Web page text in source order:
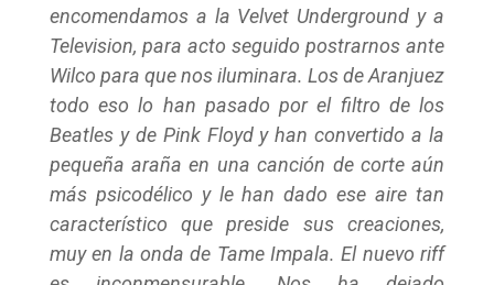
encomendamos a la Velvet Underground y a
Television, para acto seguido postrarnos ante
Wilco para que nos iluminara. Los de Aranjuez
todo eso lo han pasado por el filtro de los
Beatles y de Pink Floyd y han convertido a la
pequeña araña en una canción de corte aún
más psicodélico y le han dado ese aire tan
característico que preside sus creaciones,
muy en la onda de Tame Impala. El nuevo riff